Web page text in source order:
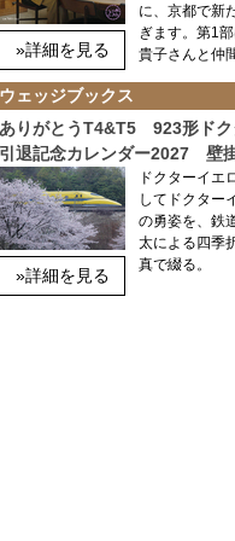
»詳細を見る
に、京都で新
ぎます。第1
貴子さんと仲
ウェッジブックス
ありがとうT4&T5 923形ドク
引退記念カレンダー2027 壁
»詳細を見る
ドクターイエ
してドクター
の勇姿を、鉄
太による四季
真で綴る。